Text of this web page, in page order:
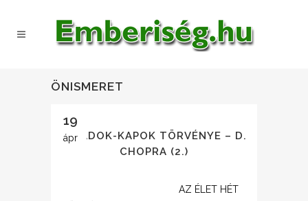
ÖNISMERET
19
ápr
AZ ADOK-KAPOK TÖRVÉNYE – D.
CHOPRA (2.)
AZ ÉLET HÉT